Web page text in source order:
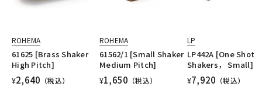
ROHEMA
61625 [Brass Shaker
High Pitch]
¥2,640 （税込）
ROHEMA
61562/1 [Small Shaker
Medium Pitch]
¥1,650 （税込）
LP
LP442A [One Shot
Shakers， Small]
¥7,920 （税込）